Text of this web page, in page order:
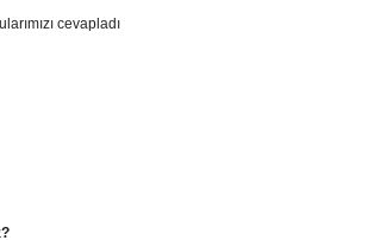
cevapladı